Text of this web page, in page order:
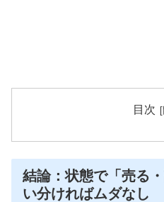
目次
結論：状態で「売る
い分ければムダなし